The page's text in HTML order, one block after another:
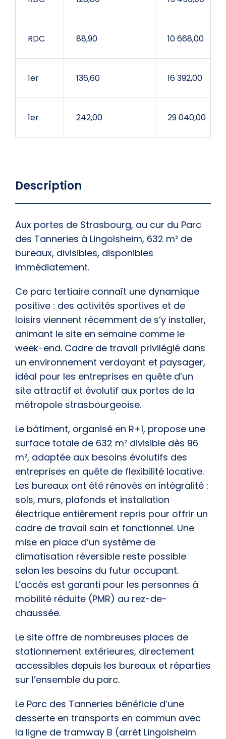
RDC 88,90 10 668,00
1er 136,60 16 392,00
1er 242,00 29 040,00
Description
Aux portes de Strasbourg, au cur du Parc
des Tanneries à Lingolsheim, 632 m² de
bureaux, divisibles, disponibles
immédiatement.
Ce parc tertiaire connaît une dynamique
positive : des activités sportives et de
loisirs viennent récemment de s’y installer,
animant le site en semaine comme le
week-end. Cadre de travail privilégié dans
un environnement verdoyant et paysager,
idéal pour les entreprises en quête d’un
site attractif et évolutif aux portes de la
métropole strasbourgeoise.
Le bâtiment, organisé en R+1, propose une
surface totale de 632 m² divisible dès 96
m², adaptée aux besoins évolutifs des
entreprises en quête de flexibilité locative.
Les bureaux ont été rénovés en intégralité :
sols, murs, plafonds et installation
électrique entièrement repris pour offrir un
cadre de travail sain et fonctionnel. Une
mise en place d’un système de
climatisation réversible reste possible
selon les besoins du futur occupant.
L’accès est garanti pour les personnes à
mobilité réduite (PMR) au rez-de-
chaussée.
Le site offre de nombreuses places de
stationnement extérieures, directement
accessibles depuis les bureaux et réparties
sur l’ensemble du parc.
Le Parc des Tanneries bénéficie d’une
desserte en transports en commun avec
la ligne de tramway B (arrêt Lingolsheim